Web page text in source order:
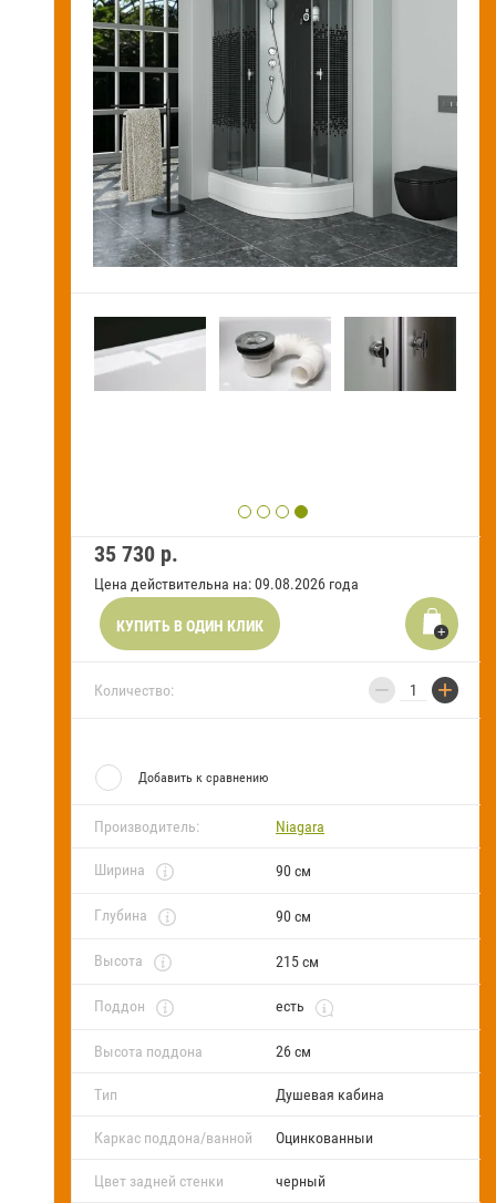
Новости и акции
Оставить заявку на звонок
Оплата
получение
Установка
сантехники
Контакты
Блог
35 730 р.
Цена действительна на: 09.08.2026 года
КУПИТЬ В ОДИН КЛИК
Количество: − +
Добавить к сравнению
Производитель: Niagara
Ширина 90 см
Глубина 90 см
Высота 215 см
Поддон есть
Высота поддона 26 см
Тип Душевая кабина
Каркас поддона/ванной Оцинкованныи
Цвет задней стенки черный